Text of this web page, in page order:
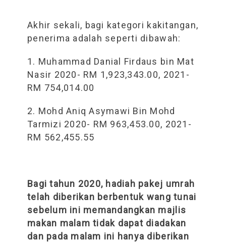
Akhir sekali, bagi kategori kakitangan,
penerima adalah seperti dibawah:
1. Muhammad Danial Firdaus bin Mat
Nasir 2020- RM 1,923,343.00, 2021-
RM 754,014.00
2. Mohd Aniq Asymawi Bin Mohd
Tarmizi 2020- RM 963,453.00, 2021-
RM 562,455.55
Bagi tahun 2020, hadiah pakej umrah
telah diberikan berbentuk wang tunai
sebelum ini memandangkan majlis
makan malam tidak dapat diadakan
dan pada malam ini hanya diberikan